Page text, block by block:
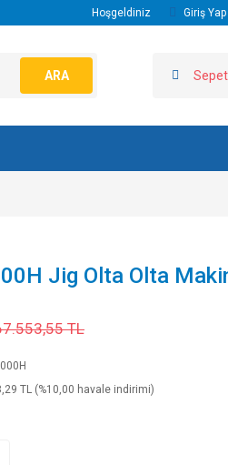
Hoşgeldiniz Giriş Yap
ARA
Jig Olta Olta
TL
TL (%10,00 havale indirimi)